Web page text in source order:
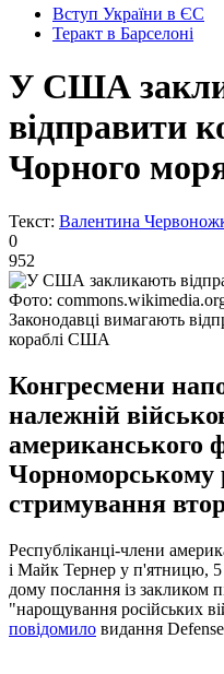
Вступ України в ЄС
Теракт в Барселоні
У США
відправити
Чорного
Текст: Валентина
0
952
Фото:
Законодавці вимагають
кораблі США
Конгресмени
належній
американського
Чорноморському
стримування
Республіканці-члени
і Майк Тернер у п'ятницю, 5
дому послання із закликом
"нарощування російських
повідомило видання